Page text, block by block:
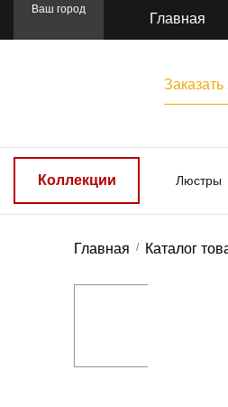
Ваш город
Главная
Заказать
Коллекции Люстры
Главная Каталог